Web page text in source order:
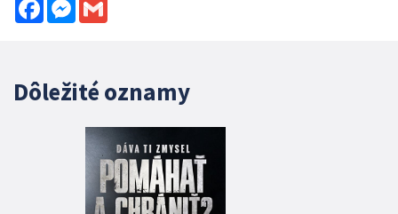
Dôležité oznamy